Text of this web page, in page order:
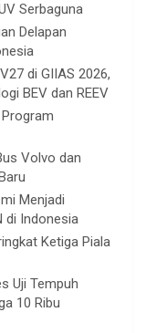
Serbaguna
Delapan
di GIIAS 2026,
BEV dan REEV
Volvo dan
Menjadi
di Indonesia
Ketiga Piala
Uji Tempuh
10 Ribu